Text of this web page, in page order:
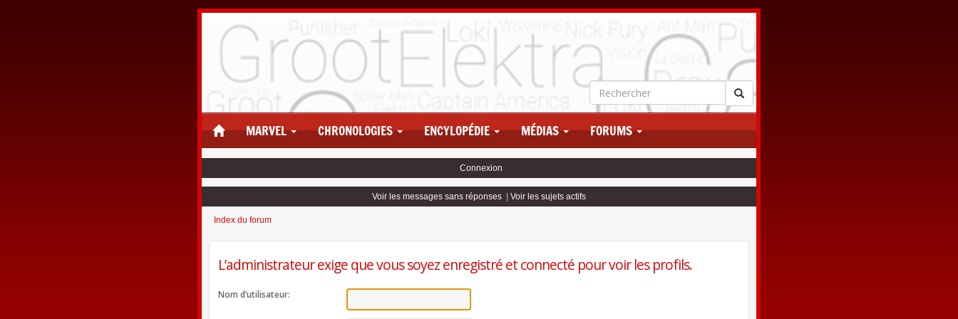
MARVEL CHRONOLOGIES ENCYLOPÉDIE MÉDIAS FORUMS
Connexion
Voir les messages sans réponses Voir les sujets actifs
Index du forum
L’administrateur exige que vous soyez enregistré et connecté pour voir les profils.
Nom d’utilisateur: